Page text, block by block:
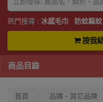
熱門搜尋 : 冰感毛巾 防蚊驅蚊
按我
商品目錄
首頁 品牌 - 其它品牌